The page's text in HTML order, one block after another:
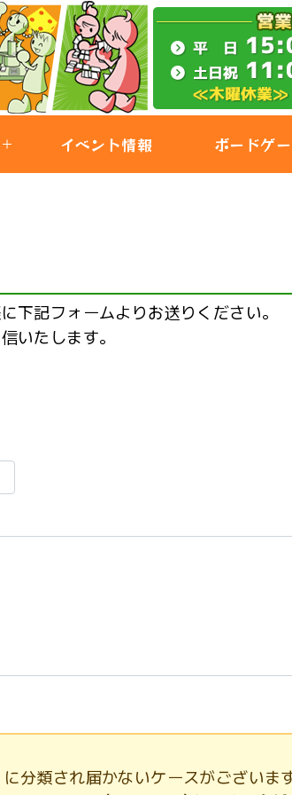
イベント情報 ボードゲ
下記フォームよりお送りください。
いたします。
分類され届かないケースがございま